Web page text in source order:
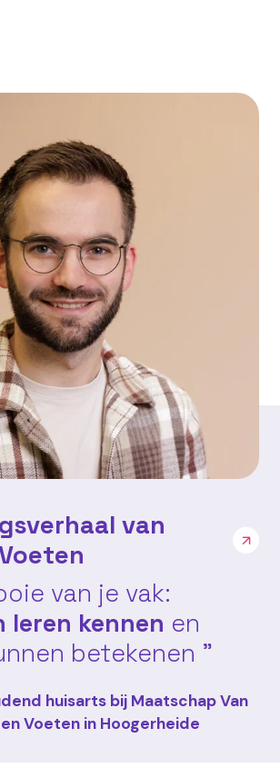
maken we graag
van
van je vak:
leren kennen en
betekenen "
huisarts bij Maatschap Van
Voeten in Hoogerheide